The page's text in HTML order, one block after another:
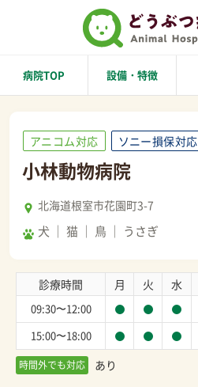
病院TOP 設備・特徴
アニコム対応 ソニー損保対応
小林動物病院
北海道根室市花園町3-7
犬 猫 鳥 うさぎ
診療時間 月 火 水
09:30〜12:00
15:00〜18:00
時間外でも対応 あり